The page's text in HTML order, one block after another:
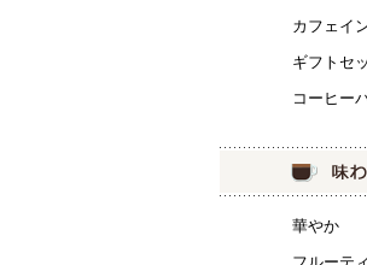
カフェイ
ギフトセ
コーヒー
華やか